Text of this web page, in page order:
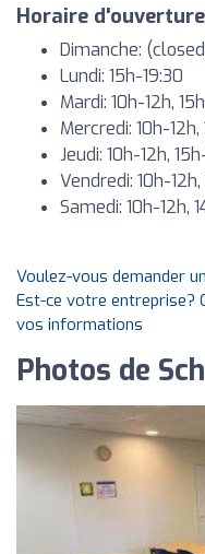
Horaire d'ouverture
Dimanche:
Lundi: 15h-19:30
Mardi: 10h-12h,
Mercredi: 10h-12h,
Jeudi: 10h-12h,
Vendredi: 10h-
Samedi: 10h-12h,
Voulez-vous demander
Est-ce votre entreprise?
vos informations
Photos de